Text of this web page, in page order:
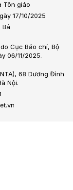
Tôn giáo
17/10/2025
Bá
Cục Báo chí, Bộ
06/11/2025.
68 Dương Đình
Nội.